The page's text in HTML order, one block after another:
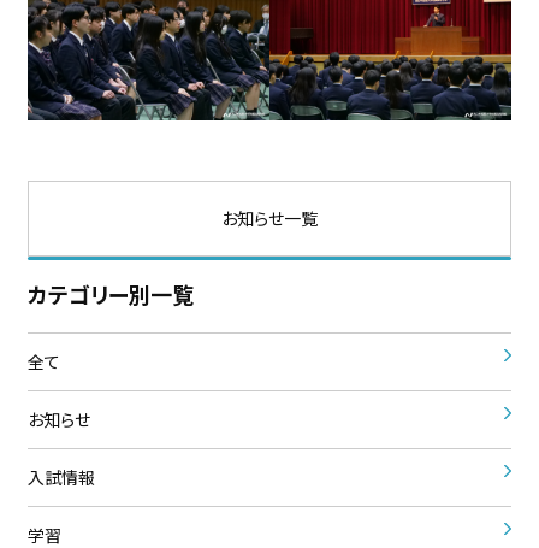
お知らせ一覧
カテゴリー別一覧
全て
お知らせ
入試情報
学習